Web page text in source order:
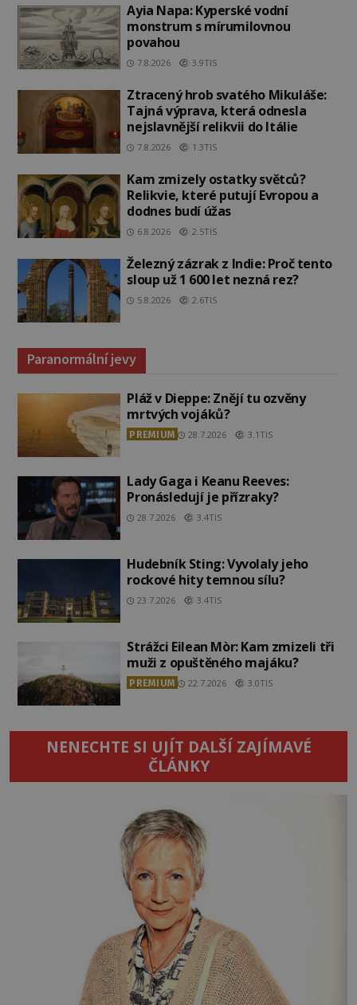
Ayia Napa: Kyperské vodní
monstrum s mírumilovnou
povahou
7.8.2026 3.9TIS
Ztracený hrob svatého Mikuláše:
Tajná výprava, která odnesla
nejslavnější relikvii do Itálie
7.8.2026 1.3TIS
Kam zmizely ostatky světců?
Relikvie, které putují Evropou a
dodnes budí úžas
6.8.2026 2.5TIS
Železný zázrak z Indie: Proč tento
sloup už 1 600 let nezná rez?
5.8.2026 2.6TIS
Paranormální jevy
Pláž v Dieppe: Znějí tu ozvěny
mrtvých vojáků?
PREMIUM 28.7.2026 3.1TIS
Lady Gaga i Keanu Reeves:
Pronásledují je přízraky?
28.7.2026 3.4TIS
Hudebník Sting: Vyvolaly jeho
rockové hity temnou sílu?
23.7.2026 3.4TIS
Strážci Eilean Mòr: Kam zmizeli tři
muži z opuštěného majáku?
PREMIUM 22.7.2026 3.0TIS
NENECHTE SI UJÍT DALŠÍ ZAJÍMAVÉ
ČLÁNKY